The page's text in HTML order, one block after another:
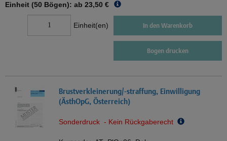
Einheit (50 Bögen): ab 23,50 €
Einheit(en) In den Warenkorb
Bogen drucken
Brustverkleinerung/-straffung, Einwilligung
(ÄsthOpG, Österreich)
Sonderdruck - Kein Rückgaberecht